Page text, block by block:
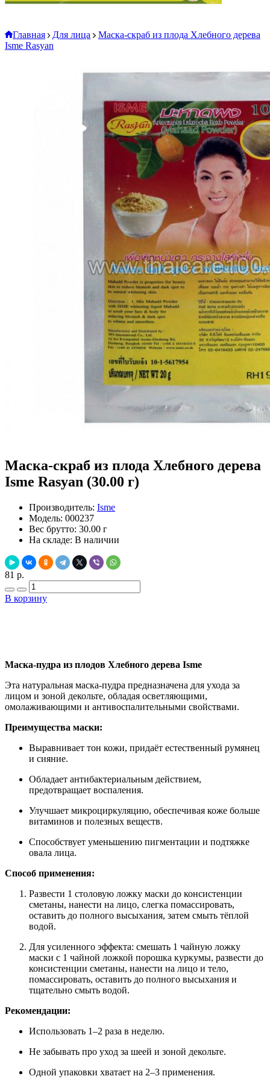
Главная Для лица
Маска-скраб из плода Хлебного дерева
Isme Rasyan
Маска-скраб из плода Хлебного дерева
Isme Rasyan (30.00 г)
Производитель: Isme
Модель: 000237
Вес брутто: 30.00 г
На складе: В наличии
81 р.
В корзину
Маска-пудра из плодов Хлебного дерева Isme
Эта натуральная маска-пудра предназначена для ухода за
лицом и зоной декольте, обладая осветляющими,
омолаживающими и антивоспалительными свойствами.
Преимущества маски:
Выравнивает тон кожи, придаёт естественный румянец
и сияние.
Обладает антибактериальным действием,
предотвращает воспаления.
Улучшает микроциркуляцию, обеспечивая коже больше
витаминов и полезных веществ.
Способствует уменьшению пигментации и подтяжке
овала лица.
Способ применения:
Развести 1 столовую ложку маски до консистенции
сметаны, нанести на лицо, слегка помассировать,
оставить до полного высыхания, затем смыть тёплой
водой.
Для усиленного эффекта: смешать 1 чайную ложку
маски с 1 чайной ложкой порошка куркумы, развести до
консистенции сметаны, нанести на лицо и тело,
помассировать, оставить до полного высыхания и
тщательно смыть водой.
Рекомендации:
Использовать 1–2 раза в неделю.
Не забывать про уход за шеей и зоной декольте.
Одной упаковки хватает на 2–3 применения.